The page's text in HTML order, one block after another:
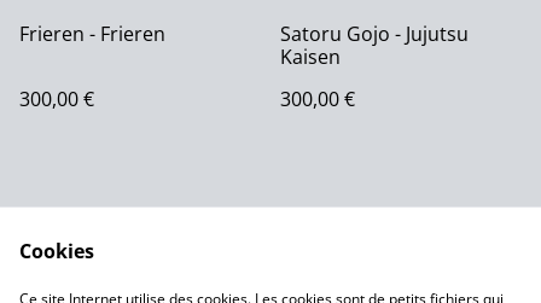
Frieren - Frieren
300,00 €
Satoru Gojo - Jujutsu
Kaisen
300,00 €
Cookies
Ce site Internet utilise des cookies. Les cookies sont de petits fichiers qui